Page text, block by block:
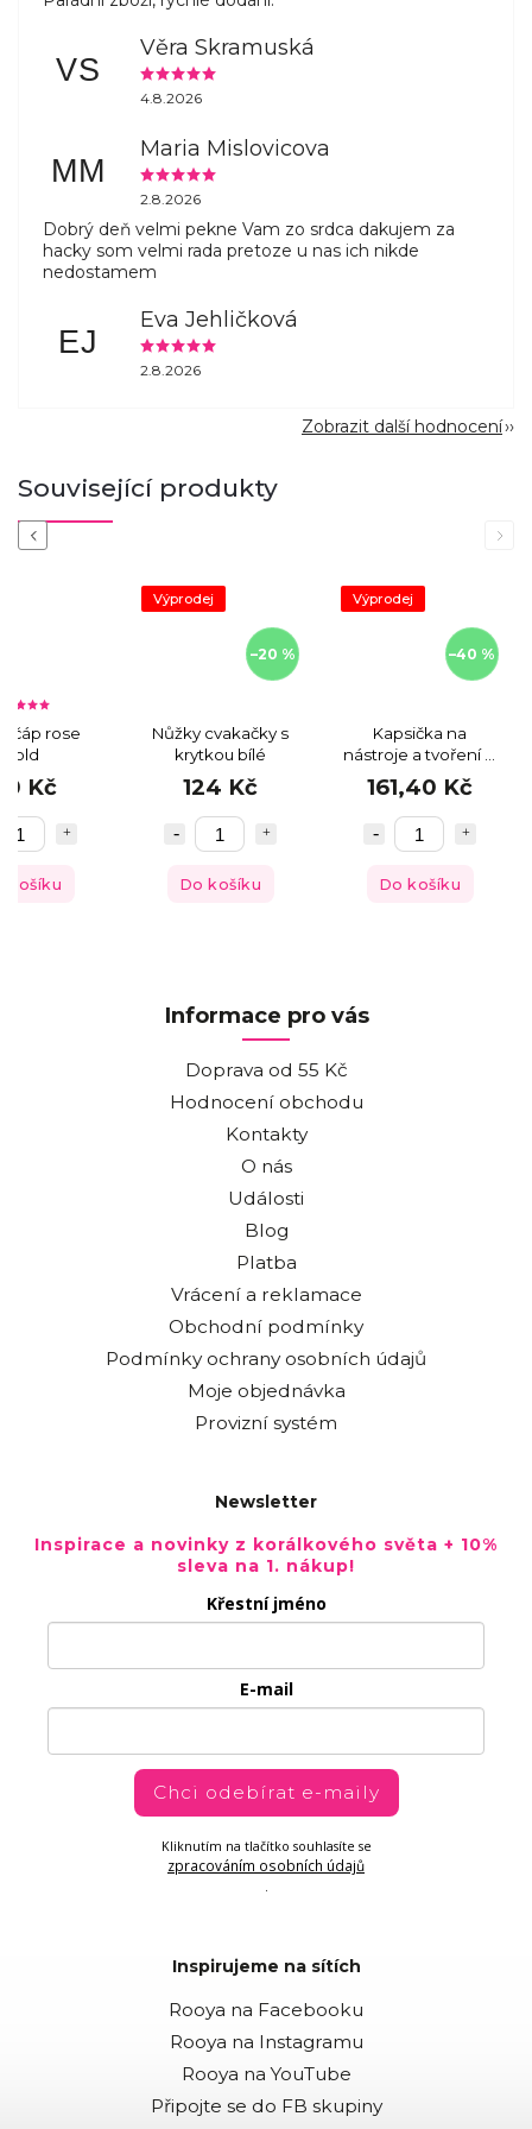
VS
Věra Skramuská
4.8.2026
MM
Maria Mislovicova
2.8.2026
Dobrý deň velmi pekne Vam zo srdca dakujem za
hacky som velmi rada pretoze u nas ich nikde
nedostamem
EJ
Eva Jehličková
2.8.2026
Zobrazit další hodnocení
Související produkty
Previous
čáp rose
Kč
Výprodej
–20 %
Nůžky cvakačky s
krytkou bílé
124 Kč
Do košíku
Výprodej
–40 %
Kapsička na
nástroje a tvoření č.
7
161,40 Kč
Do košíku
Next
Informace pro vás
Doprava od 55 Kč
Hodnocení obchodu
Kontakty
O nás
Události
Blog
Platba
Vrácení a reklamace
Obchodní podmínky
Podmínky ochrany osobních údajů
Moje objednávka
Provizní systém
Newsletter
Inspirace a novinky z korálkového světa + 10%
sleva na 1. nákup!
Křestní jméno
E-mail
Chci odebírat e-maily
Kliknutím na tlačítko souhlasíte se
zpracováním osobních údajů
.
Inspirujeme na sítích
Rooya na Facebooku
Rooya na Instagramu
Rooya na YouTube
Připojte se do FB skupiny